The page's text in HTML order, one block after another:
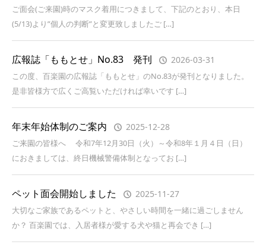
ご面会(ご来園)時のマスク着用につきまして、下記のとおり、本日
(5/13)より”個人の判断”と変更致しましたご […]
広報誌「ももとせ」No.83 発刊 2026-03-31
この度、百楽園の広報誌「ももとせ」のNo.83が発刊となりました。
是非皆様方で広くご高覧いただければ幸いです […]
年末年始体制のご案内 2025-12-28
ご来園の皆様へ 令和7年12月30日（火）～令和8年１月４日（日）
におきましては、終日機械警備体制となってお […]
ペット面会開始しました 2025-11-27
大切なご家族であるペットと、やさしい時間を一緒に過ごしません
か？ 百楽園では、入居者様が愛する犬や猫と再会でき […]